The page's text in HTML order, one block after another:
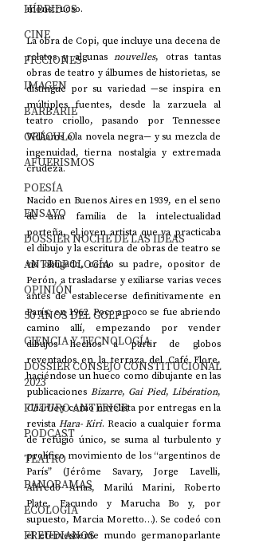
HÍBRIDOS
CINE
FICCIONES
IMAGEN
BARBARIE
ORÁCULO
AFUERISMOS
POESÍA
ENSAYO
DOSSIER NOCHE DE LAS IDEAS
ANTROPOLOGÍA
OPINIÓN
50 AÑOS DEL GOLPE
CIENCIA Y TECNOLOGÍA
DOSSIER CONSEJO CONSTITUCIONAL
2023
FUTURO ANTERIOR
PODCAST
TEATRO
PANORAMAS
ECOLOGÍA
FREUDIANOS
monstruoso.
La obra de Copi, que incluye una decena de
relatos y algunas nouvelles, otras tantas
obras de teatro y álbumes de historietas, se
distingue por su variedad —se inspira en
múltiples fuentes, desde la zarzuela al
teatro criollo, pasando por Tennessee
Williams o la novela negra— y su mezcla de
ingenuidad, tierna nostalgia y extremada
crudeza.
Nacido en Buenos Aires en 1939, en el seno
de una familia de la intelectualidad
porteña, el joven artista que ya practicaba
el dibujo y la escritura de obras de teatro se
vio obligado, como su padre, opositor de
Perón, a trasladarse y exiliarse varias veces
antes de establecerse definitivamente en
París, en 1962. Poco a poco se fue abriendo
camino allí, empezando por vender
dibujos hechos a partir de globos
reventados en la terraza del Café Flore,
haciéndose un hueco como dibujante en las
publicaciones Bizarre, Gai Pied, Libération
Charlie y como novelista por entregas en la
revista Hara- Kiri. Reacio a cualquier forma
de refugio único, se suma al turbulento y
prolífico movimiento de los “argentinos de
París” (Jérôme Savary, Jorge Lavelli,
Alfredo Arias, Marilú Marini, Roberto
Plate, Facundo y Marucha Bo y, por
supuesto, Marcia Moretto…). Se codeó con
el efervescente mundo germanoparlante